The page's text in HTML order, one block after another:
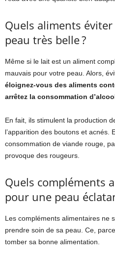
Quels aliments
peau très belle ?
Même si le lait est un aliment
mauvais pour votre peau. Alors,
éloignez-vous des aliments
arrêtez la consommation
En fait, ils stimulent la production
l’apparition des boutons et acnés.
consommation de viande rouge,
provoque des rougeurs.
Quels compléments
pour une peau
Les compléments alimentaires ne
prendre soin de sa peau. Ce,
tomber sa bonne alimentation.